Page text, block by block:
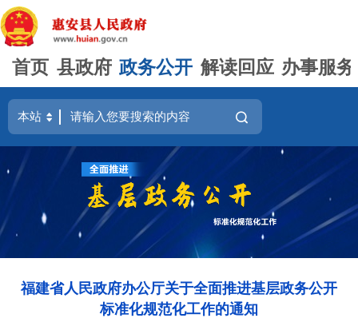
首页 县政府 政务公开 解读回应 办事服务
福建省人民政府办公厅关于全面推进基层政务公开
标准化规范化工作的通知